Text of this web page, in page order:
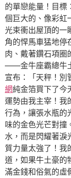
的單戀能量！目標
個巨大的、像彩虹
光束衝出屋頂的一
角的悍馬車猛地停
肉、戴著鑽石項圈
——金牛座霸總牛
宣布：「天秤！別
網純金箔買下了今
運勢由我主宰！我
行為，讓張水瓶的
味的金色光芒對撞
水，而是閃耀著淚
質力量太強了！我
道，如果牛土豪的
滿金錢和俗氣的虛